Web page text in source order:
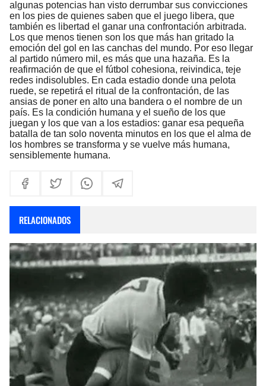
algunas potencias han visto derrumbar sus convicciones
en los pies de quienes saben que el juego libera, que
también es libertad el ganar una confrontación arbitrada.
Los que menos tienen son los que más han gritado la
emoción del gol en las canchas del mundo. Por eso llegar
al partido número mil, es más que una hazaña. Es la
reafirmación de que el fútbol cohesiona, reivindica, teje
redes indisolubles. En cada estadio donde una pelota
ruede, se repetirá el ritual de la confrontación, de las
ansias de poner en alto una bandera o el nombre de un
país. Es la condición humana y el sueño de los que
juegan y los que van a los estadios: ganar esa pequeña
batalla de tan solo noventa minutos en los que el alma de
los hombres se transforma y se vuelve más humana,
sensiblemente humana.
RELACIONADOS